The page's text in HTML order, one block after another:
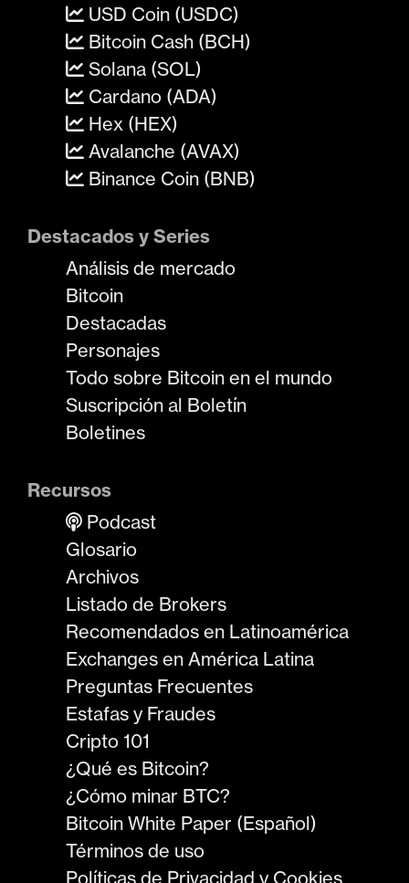
USD Coin (USDC)
Bitcoin Cash (BCH)
Solana (SOL)
Cardano (ADA)
Hex (HEX)
Avalanche (AVAX)
Binance Coin (BNB)
Destacados y Series
Análisis de mercado
Bitcoin
Destacadas
Personajes
Todo sobre Bitcoin en el mundo
Suscripción al Boletín
Boletines
Recursos
Podcast
Glosario
Archivos
Listado de Brokers
Recomendados en Latinoamérica
Exchanges en América Latina
Preguntas Frecuentes
Estafas y Fraudes
Cripto 101
¿Qué es Bitcoin?
¿Cómo minar BTC?
Bitcoin White Paper (Español)
Términos de uso
Políticas de Privacidad y Cookies